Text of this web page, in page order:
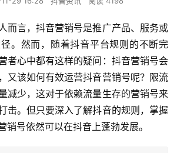
而言，抖音营销号是推广产品、服务或
。然而，随着抖音平台规则的不断完
者心中都有这样的疑问：抖音营销号会
又该如何有效运营抖音营销号呢？限流
减少，这对于依赖流量生存的营销号来
击。但只要深入了解抖音的规则，掌握
销号依然可以在抖音上蓬勃发展。